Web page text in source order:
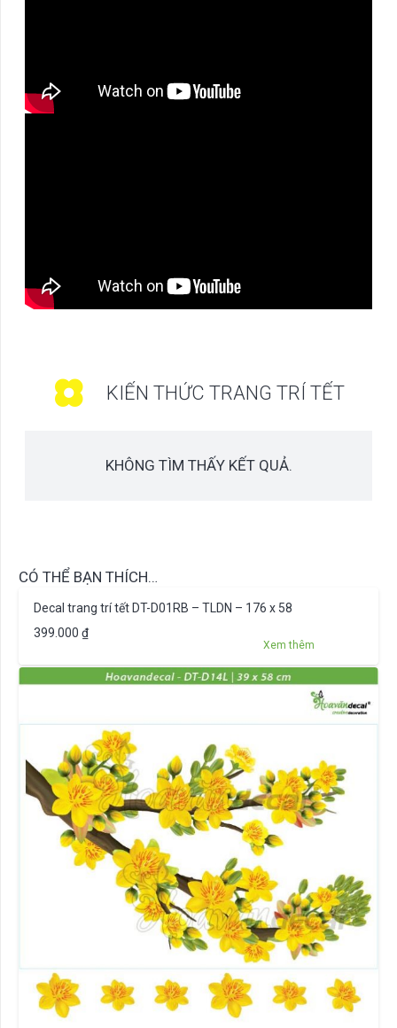
KIẾN THỨC TRANG TRÍ TẾT
KHÔNG TÌM THẤY KẾT QUẢ.
CÓ THỂ BẠN THÍCH…
Decal trang trí tết DT-D01RB – TLDN – 176 x 58
399.000 ₫
Xem thêm